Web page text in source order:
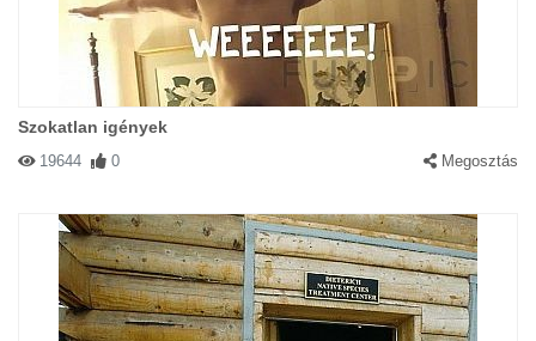
Szokatlan igények
19644 0 Megosztás